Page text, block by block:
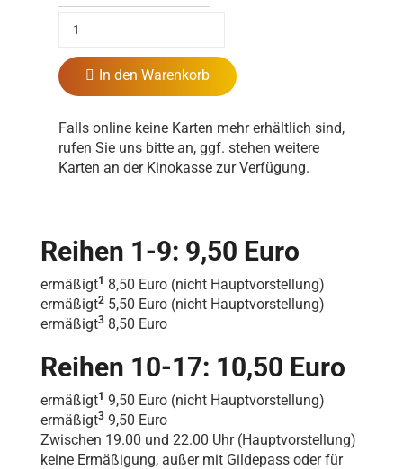
In den Warenkorb
Falls online keine Karten mehr erhältlich sind,
rufen Sie uns bitte an, ggf. stehen weitere
Karten an der Kinokasse zur Verfügung.
Reihen 1-9: 9,50 Euro
ermäßigt1 8,50 Euro (nicht Hauptvorstellung)
ermäßigt2 5,50 Euro (nicht Hauptvorstellung)
ermäßigt3 8,50 Euro
Reihen 10-17: 10,50 Euro
ermäßigt1 9,50 Euro (nicht Hauptvorstellung)
ermäßigt3 9,50 Euro
Zwischen 19.00 und 22.00 Uhr (Hauptvorstellung)
keine Ermäßigung, außer mit Gildepass oder für